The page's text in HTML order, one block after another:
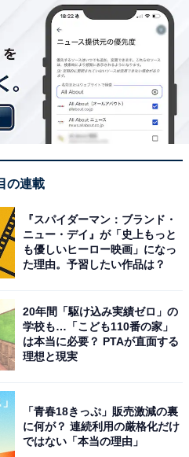
の連載
『スパイダーマン：ブランド・
ニュー・デイ』が「史上もっと
も優しいヒーロー映画」になっ
た理由。予習したい作品は？
20年間「駆け込み実績ゼロ」の
学校も…「こども110番の家」
は本当に必要？ PTAが直面する
理想と現実
「青春18きっぷ」販売激減の裏
に何が？ 連続利用の厳格化だけ
ではない「本当の理由」